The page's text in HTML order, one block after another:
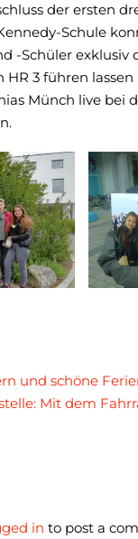
der ersten
Schule
-Schüler exklusiv
HR 3 führen
Münch live bei
und schöne
Mit dem
in to post a